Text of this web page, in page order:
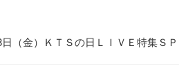
（金）ＫＴＳの日ＬＩＶＥ特集ＳＰ